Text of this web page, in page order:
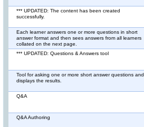
*** UPDATED: The content has been created
successfully.
Each learner answers one or more questions in short
answer format and then sees answers from all learners
collated on the next page.
*** UPDATED: Questions & Answers tool
Tool for asking one or more short answer questions and
displays the results.
Q&A
Q&A Authoring